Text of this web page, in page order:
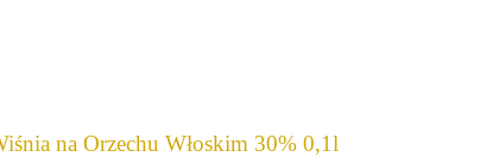
na Orzechu Włoskim 30% 0,1l